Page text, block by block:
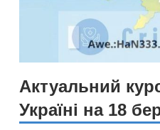
Актуальний
Україні на 18